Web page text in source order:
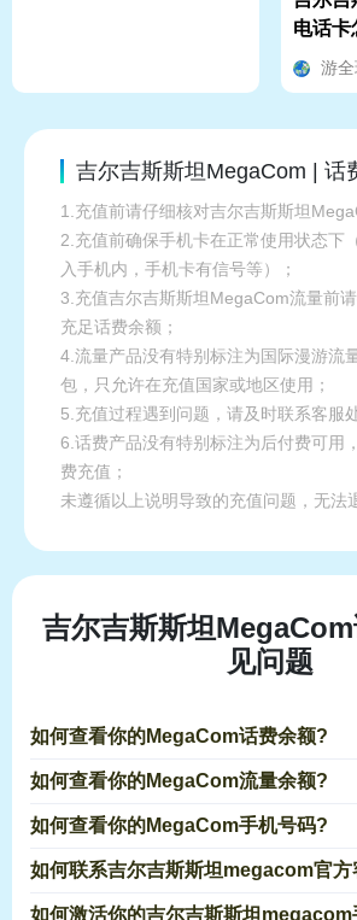
电话卡
游
吉尔吉斯斯坦MegaCom | 话
1.充值前请仔细核对吉尔吉斯斯坦
2.充值前确保手机卡在正常使用状态下
入手机内，手机卡有信号等）；
3.充值吉尔吉斯斯坦MegaCom流量前
充足话费余额；
4.流量产品没有特别标注为国际漫游流
包，只允许在充值国家或地区使用；
5.充值过程遇到问题，请及时联系客服
6.话费产品没有特别标注为后付费可用
费充值；
未遵循以上说明导致的充值问题，无法
吉尔吉斯斯坦
见问题
如何查看你的MegaCom话费余额?
如何查看你的MegaCom流量余额?
如何查看你的MegaCom手机号码?
如何联系吉尔吉斯斯坦megacom官方
如何激活你的吉尔吉斯斯坦megacom